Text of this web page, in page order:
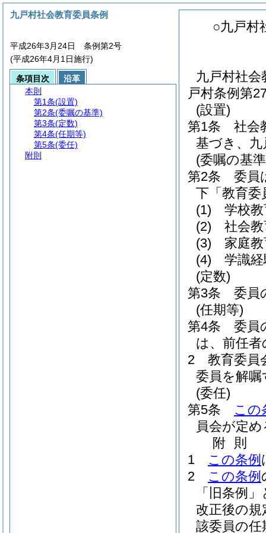
○九戸村
九戸村社
戸村条例第
(設置)
第1条
社会
基づき、
(委嘱の基
第2条
委員
下「教育委
(1)
学校
(2)
社会
(3)
家庭
(4)
学識
(定数)
第3条
委員
(任期等)
第4条
委員
は、前任
2
教育委員
委員を解
(委任)
第5条
この
員会が定
附 則
1
この条例
2
この条例
「旧条例
改正後の
該委員の
九戸村社会教育委員条例
平成26年3月24日 条例第2号
(平成26年4月1日施行)
条項目次
沿革
本則
第1条(設置)
第2条(委嘱の基準)
第3条(定数)
第4条(任期等)
第5条(委任)
附則